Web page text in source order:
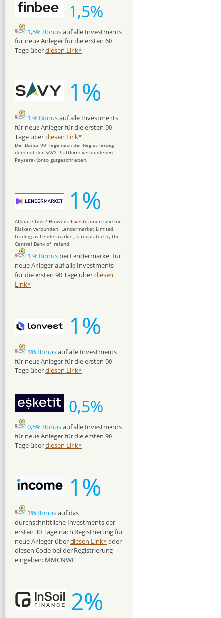
1,5%
1,5% Bonusauf alle Investments
für neue Anleger für die ersten 60
Tage überdiesen Link*
1%
1 % Bonusauf alle Investments
für neue Anleger für die ersten 90
Tage überdiesen Link*
Der Bonus 90 Tage nach der Registrierung
dem mit der SAVY-Plattform verbundenen
Paysera-Konto gutgeschrieben.
1%
Affiliate-Link / Hinweis: Investitionen sind mit
Risiken verbunden. Lendermarket Limited,
trading as Lendermarket, is regulated by the
Central Bank of Ireland.
1 % Bonus bei Lendermarket für
neue Anleger auf alle Investments
für die ersten 90 Tage überdiesen
Link*
1%
1% Bonusauf alle Investments
für neue Anleger für die ersten 90
Tage überdiesen Link*
0,5%
0,5% Bonusauf alle Investments
für neue Anleger für die ersten 90
Tage überdiesen Link*
1%
1% Bonusauf das
durchschnittliche Investments der
ersten 30 Tage nach Registrierung für
neue Anleger überdiesen Link*oder
diesen Code bei der Registrierung
eingeben: MMCNWE
2%